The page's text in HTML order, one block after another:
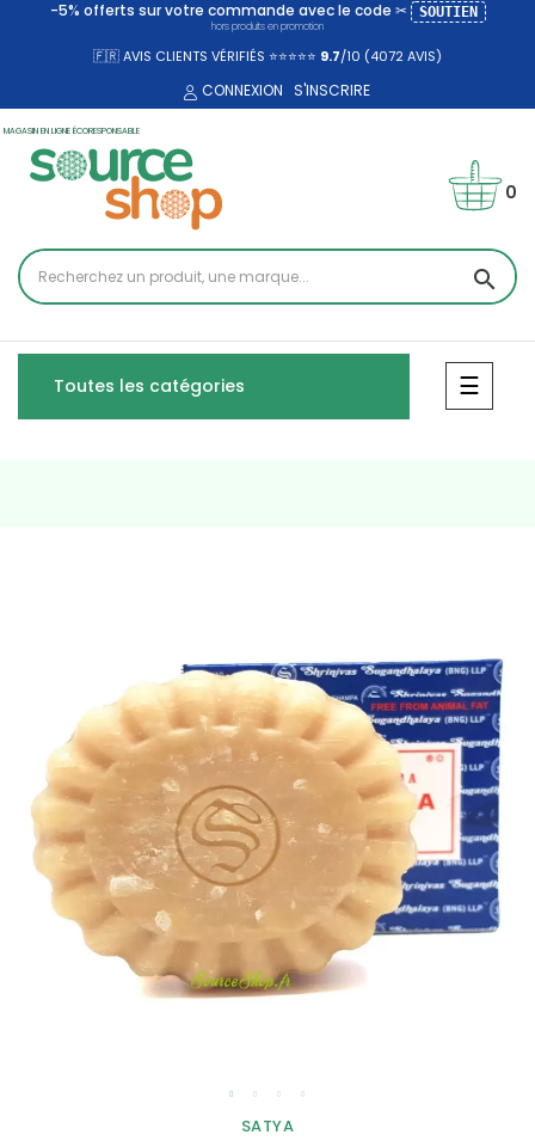
-5% offerts sur votre commande avec le code ✂ SOUTIEN
hors produits en promotion
🇫🇷 AVIS CLIENTS VÉRIFIÉS ⭐⭐⭐⭐⭐ 9.7/10 (4072AVIS)
CONNEXION S'INSCRIRE
MAGASIN EN LIGNE ÉCORESPONSABLE
search
0
Toutes les catégories ☰
SATYA